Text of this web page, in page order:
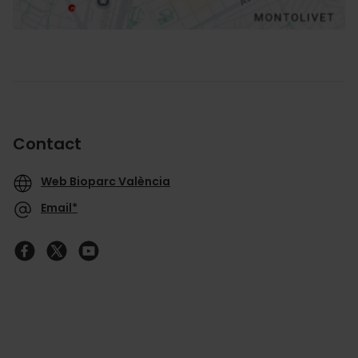
Contact
Web Bioparc València
Email*